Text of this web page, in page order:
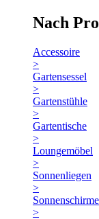
Nach
Accessoire
>
Gartensessel
>
Gartenstühle
>
Gartentische
>
Loungemöbel
>
Sonnenliegen
>
Sonnenschirme
>